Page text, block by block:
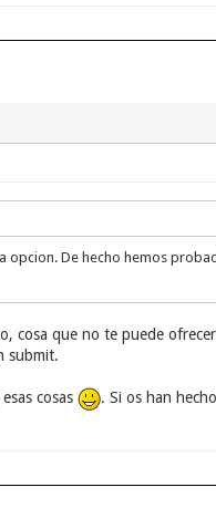
De hecho hemos
cosa que no te puede
submit.
cosas
. Si os han